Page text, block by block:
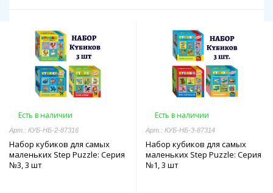
Есть в наличии
Арт.: КУБ-НБ-2-87316
Набор кубиков для самых
маленьких Step Puzzle: Серия
№3, 3 шт
Есть в наличии
Арт.: КУБ-НБ-3-87314
Набор кубиков для самых
маленьких Step Puzzle: Серия
№1, 3 шт